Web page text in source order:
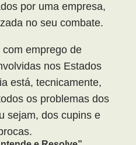
por uma empresa,
no seu combate.
emprego de
nos Estados
está, tecnicamente,
os problemas dos
sejam, dos cupins e